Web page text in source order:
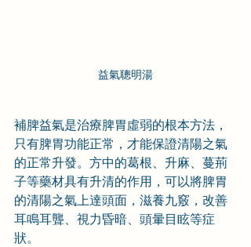
益氣聰明湯
補脾益氣是治療脾胃虛弱的根本方法，
只有脾胃功能正常，才能保證清陽之氣
的正常升發。方中的葛根、升麻、蔓荊
子等藥材具有升清的作用，可以將脾胃
的清陽之氣上達頭面，滋養九竅，改善
耳鳴耳聾、視力昏暗、頭暈目眩等症
狀。